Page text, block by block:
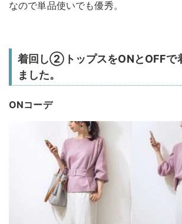
なので単品使いでも優秀。
着回し②トップスをONとOFFで
ました。
ONコーデ